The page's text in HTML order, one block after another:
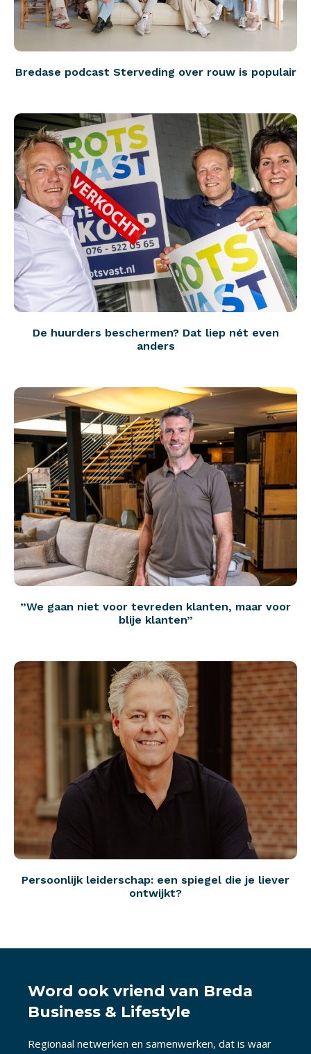
Bredase podcast Sterveding over rouw is populair
De huurders beschermen? Dat liep nét even
anders
”We gaan niet voor tevreden klanten, maar voor
blije klanten”
Persoonlijk leiderschap: een spiegel die je liever
ontwijkt?
Word ook vriend van Breda
Business & Lifestyle
Regionaal netwerken en samenwerken, dat is waar